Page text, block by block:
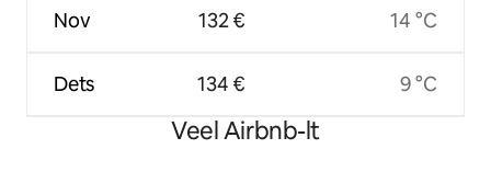
Nov
Dets
132 €
134 €
14 °C
9 °C
Veel Airbnb-lt